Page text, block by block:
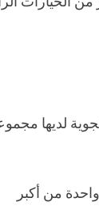
لديها
واحدة من أكبر